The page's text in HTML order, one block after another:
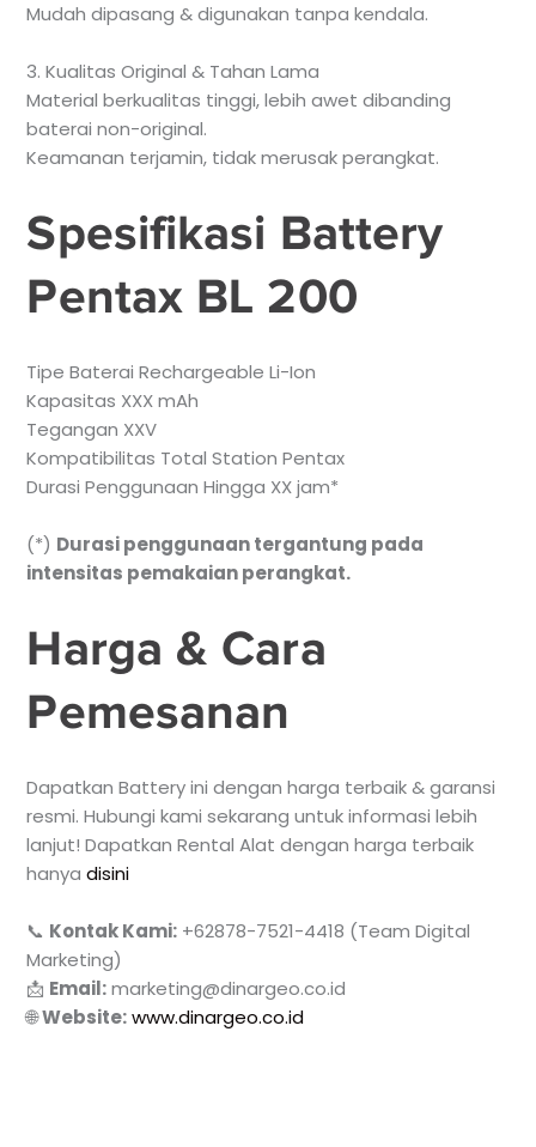
Mudah dipasang & digunakan tanpa kendala.
3. Kualitas Original & Tahan Lama
Material berkualitas tinggi, lebih awet dibanding
baterai non-original.
Keamanan terjamin, tidak merusak perangkat.
Spesifikasi Battery
Pentax BL 200
Tipe Baterai Rechargeable Li-Ion
Kapasitas XXX mAh
Tegangan XXV
Kompatibilitas Total Station Pentax
Durasi Penggunaan Hingga XX jam*
(*) Durasi penggunaan tergantung pada
intensitas pemakaian perangkat.
Harga & Cara
Pemesanan
Dapatkan Battery ini dengan harga terbaik & garansi
resmi. Hubungi kami sekarang untuk informasi lebih
lanjut! Dapatkan Rental Alat dengan harga terbaik
hanyadisini
📞 Kontak Kami: +62878-7521-4418 (Team Digital
Marketing)
📩 Email:marketing@dinargeo.co.id
🌐Website: www.dinargeo.co.id